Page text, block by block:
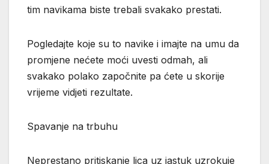
tim navikama biste trebali svakako prestati.
Pogledajte koje su to navike i imajte na umu da
promjene nećete moći uvesti odmah, ali
svakako polako započnite pa ćete u skorije
vrijeme vidjeti rezultate.
Spavanje na trbuhu
Neprestano pritiskanje lica uz jastuk uzrokuje